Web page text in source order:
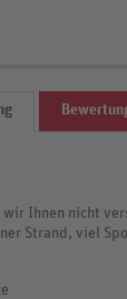
wir Ihnen nicht
Strand, viel